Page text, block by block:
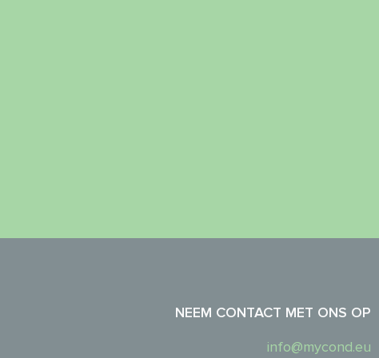
NEEM CONTACT MET ONS OP
info@mycond.eu